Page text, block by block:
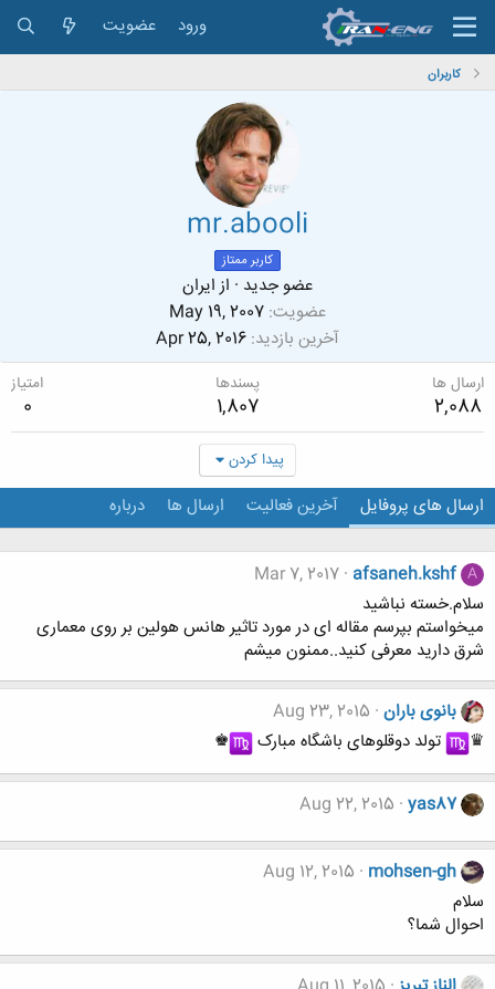
ورود عضویت
کاربران
mr.abooli
کاربر ممتاز
عضو جدید · از ایران
عضویت May 19, 2007
آخرین بازدید Apr 25, 2016
ارسال ها
2,088
پسندها
1,807
امتیاز
0
پیدا کردن
ارسال های پروفایل آخرین فعالیت ارسال ها درباره
A
afsaneh.kshf
Mar 7, 2017
سلام.خسته نباشید
میخواستم بپرسم مقاله ای در مورد تاثیر هانس هولین بر روی معماری
شرق دارید معرفی کنید..ممنون میشم
بانوی باران Aug 23, 2015
♛
︎ تولد دوقلوهای باشگاه مبارک ︎♚
yas87
Aug 22, 2015
mohsen-gh
Aug 12, 2015
سلام
احوال شما؟